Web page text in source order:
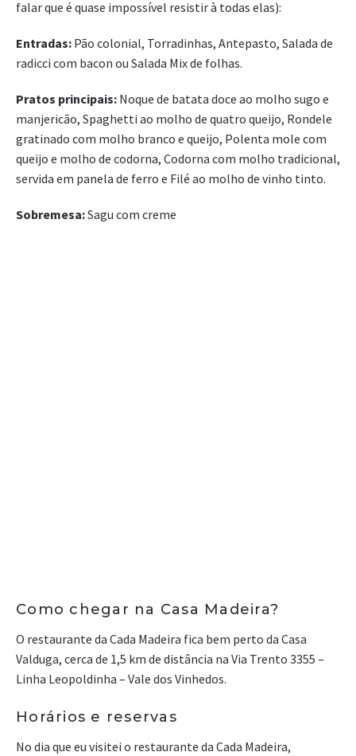
falar que é quase impossível resistir à todas elas):
Entradas: Pão colonial, Torradinhas, Antepasto, Salada de
radicci com bacon ou Salada Mix de folhas.
Pratos principais: Noque de batata doce ao molho sugo e
manjericão, Spaghetti ao molho de quatro queijo, Rondele
gratinado com molho branco e queijo, Polenta mole com
queijo e molho de codorna, Codorna com molho tradicional,
servida em panela de ferro e Filé ao molho de vinho tinto.
Sobremesa:Sagu com creme
Como chegar na Casa Madeira?
O restaurante da Cada Madeira fica bem perto da Casa
Valduga, cerca de 1,5 km de distância na Via Trento 3355 –
Linha Leopoldinha – Vale dos Vinhedos.
Horários e reservas
No dia que eu visitei o restaurante da Cada Madeira,